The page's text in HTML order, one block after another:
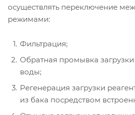
осуществлять переключение
режимами:
Фильтрация;
Обратная промывка
воды;
Регенерация загрузки
из бака посредством